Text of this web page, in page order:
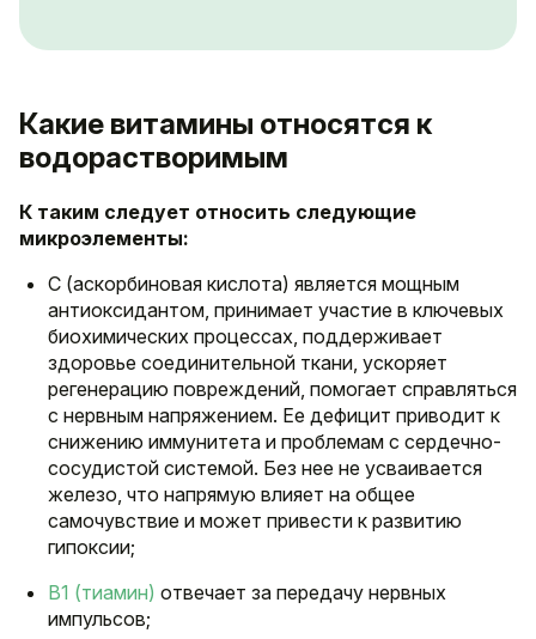
Какие витамины относятся к
водорастворимым
К таким следует относить следующие
микроэлементы:
С (аскорбиновая кислота) является мощным
антиоксидантом, принимает участие в ключевых
биохимических процессах, поддерживает
здоровье соединительной ткани, ускоряет
регенерацию повреждений, помогает справляться
с нервным напряжением. Ее дефицит приводит к
снижению иммунитета и проблемам с сердечно-
сосудистой системой. Без нее не усваивается
железо, что напрямую влияет на общее
самочувствие и может привести к развитию
гипоксии;
В1 (тиамин) отвечает за передачу нервных
импульсов;